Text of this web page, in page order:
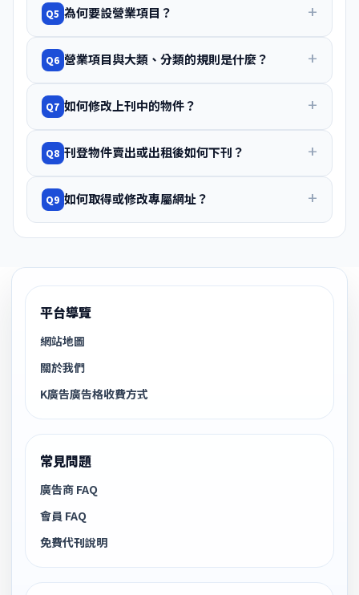
Q5 為何要設營業項目？
Q6 營業項目與大類、分類的規則是什麼？
Q7 如何修改上刊中的物件？
Q8 刊登物件賣出或出租後如何下刊？
Q9 如何取得或修改專屬網址？
平台導覽
網站地圖
關於我們
K廣告廣告格收費方式
常見問題
廣告商 FAQ
會員 FAQ
免費代刊說明